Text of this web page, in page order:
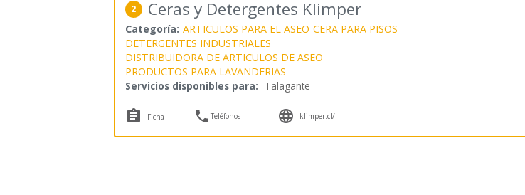
2 Ceras y Detergentes Klimper
Categoría: ARTICULOS PARA EL ASEO CERA PARA PISOS
DETERGENTES INDUSTRIALES
DISTRIBUIDORA DE ARTICULOS DE ASEO
PRODUCTOS PARA LAVANDERIAS
Servicios disponibles para: Talagante
 Ficha Teléfonos  klimper.cl/